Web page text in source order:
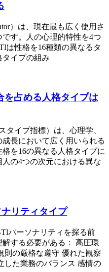
）は、現在最も広く使用さ
す。人の心理的特性を4つ
は性格を16種類の異なるタ
イプの組み
占める人格タイプは
タイプ指標）は、心理学、
長において広く用いられる
を16の異なる人格タイプに
の4つの次元における異な
リティタイプ
パーソナリティを探る前
する必要がある： 高圧環
則の厳格な遵守 優れた観察
した業務のバランス 感情の